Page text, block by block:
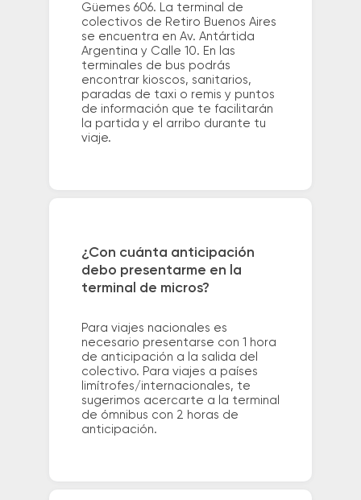
Güemes 606. La terminal de
colectivos de Retiro Buenos Aires
se encuentra en Av. Antártida
Argentina y Calle 10. En las
terminales de bus podrás
encontrar kioscos, sanitarios,
paradas de taxi o remis y puntos
de información que te facilitarán
la partida y el arribo durante tu
viaje.
¿Con cuánta anticipación
debo presentarme en la
terminal de micros?
Para viajes nacionales es
necesario presentarse con 1 hora
de anticipación a la salida del
colectivo. Para viajes a países
limítrofes/internacionales, te
sugerimos acercarte a la terminal
de ómnibus con 2 horas de
anticipación.